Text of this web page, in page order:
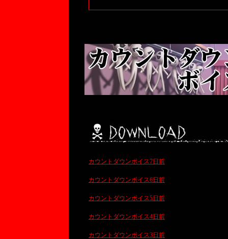
カウントダウンボイス7日前
カウントダウンボイス6日前
カウントダウンボイス5日前
カウントダウンボイス4日前
カウントダウンボイス3日前